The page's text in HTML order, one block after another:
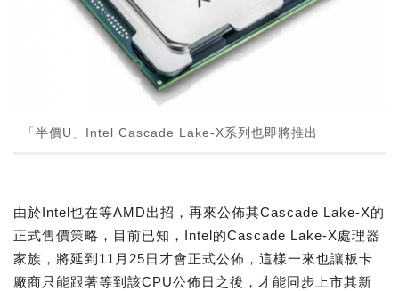
「半價U」Intel Cascade Lake-X系列也即將推出
由於Intel也在等AMD出招，再來公佈其Cascade Lake-X的
正式售價策略，目前已知，Intel的Cascade Lake-X處理器
家族，將延到11月25日才會正式公佈，這樣一來也讓板卡
廠商只能跟著等到該CPU公佈日之後，才能同步上市其新